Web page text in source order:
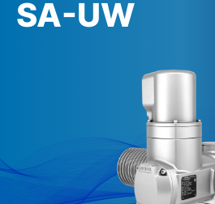
联系我们
SA-UW